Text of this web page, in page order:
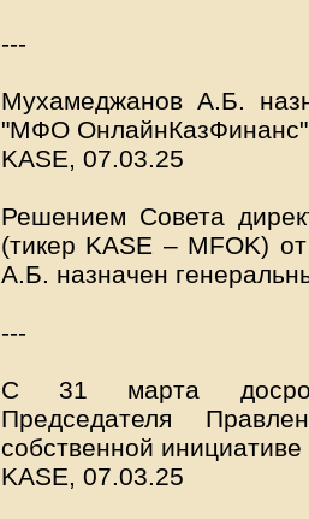
---
Мухамеджанов А.Б.
"МФО ОнлайнКазФинанс"
KASE, 07.03.25
Решением Совета
(тикер KASE – MFOK)
А.Б. назначен
---
С 31 марта
Председателя
собственной инициативе
KASE, 07.03.25